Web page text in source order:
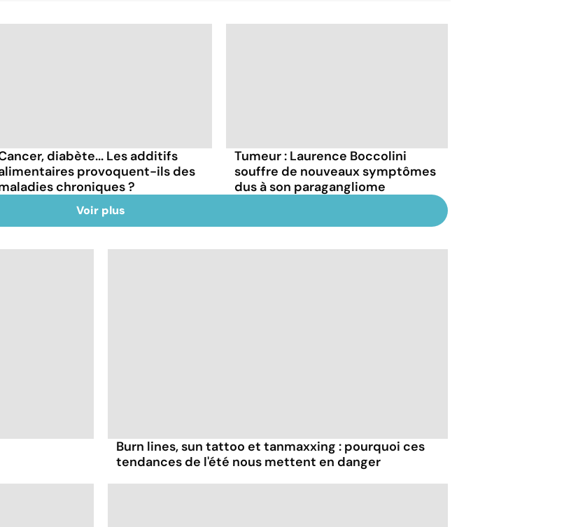
diabète... Les additifs
provoquent-ils des
chroniques ?
Tumeur : Laurence Boccolini
souffre de nouveaux symptômes
dus à son paragangliome
Voir plus
Burn lines, sun tattoo et tanmaxxing : pourquoi ces
tendances de l'été nous mettent en danger